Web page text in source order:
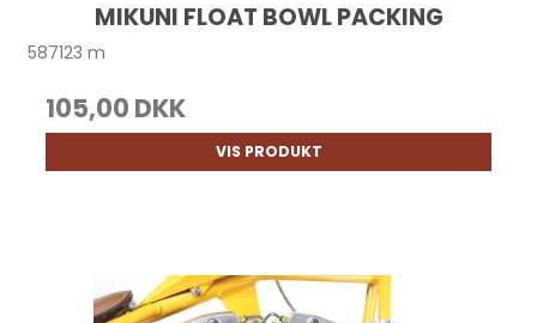
MIKUNI FLOAT BOWL PACKING
587123 m
105,00 DKK
VIS PRODUKT